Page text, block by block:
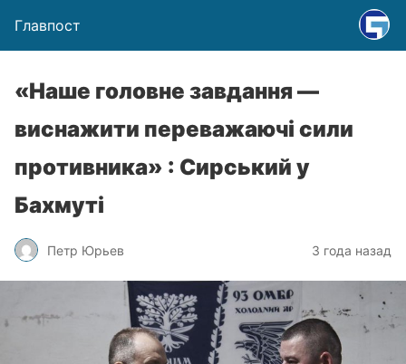
Главпост
«Наше головне завдання —
виснажити переважаючі сили
противника» : Сирський у
Бахмуті
Петр Юрьев 3 года назад